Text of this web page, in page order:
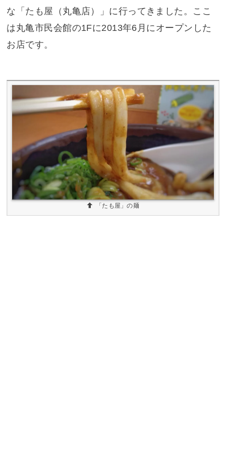
な「たも屋（丸亀店）」に行ってきました。ここ
は丸亀市民会館の1Fに2013年6月にオープンした
お店です。
「たも屋」の麺